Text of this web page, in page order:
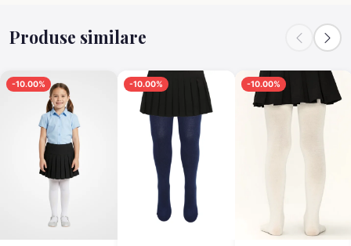
Produse similare
-10.00% -10.00% -10.00%